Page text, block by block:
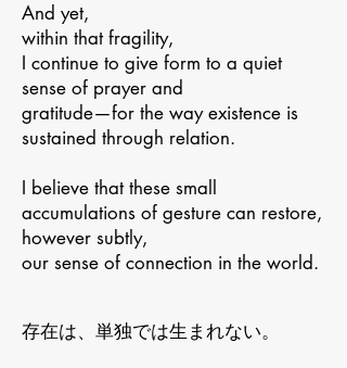
And yet,
within that fragility,
I continue to give form to a quiet
sense of prayer and
gratitude—for the way existence is
sustained through relation.
I believe that these small
accumulations of gesture can restore,
however subtly,
our sense of connection in the world.
存在は、単独では生まれない。